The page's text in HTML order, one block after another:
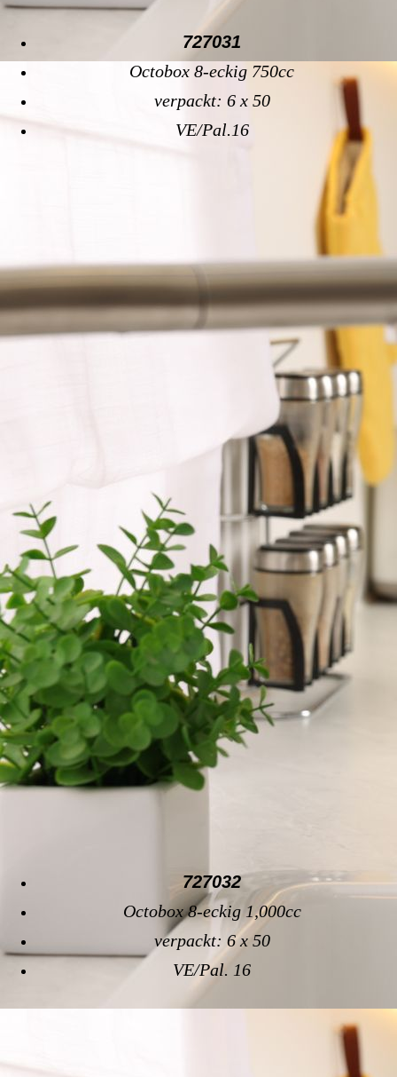
727031
Octobox 8-eckig 750cc
verpackt: 6 x 50
VE/Pal.16
727032
Octobox 8-eckig 1,000cc
verpackt: 6 x 50
VE/Pal. 16